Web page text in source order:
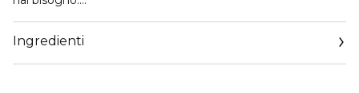
INGREDIENTI:
- Bergamotto
- Mandarino
Ingredienti